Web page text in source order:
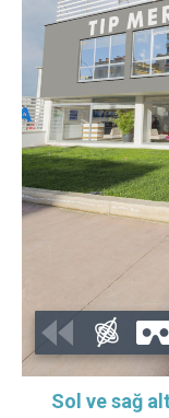
Sol ve sağ